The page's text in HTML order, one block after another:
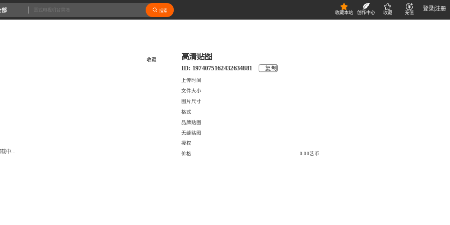
部 搜索 收藏本站 创作中心 收藏 充值
登录|注册
载中...
收藏 高清贴图
ID: 1974075162432634881 复制
上传时间
文件大小
图片尺寸
格式
品牌贴图
无缝贴图
授权
价格 0.00艺币